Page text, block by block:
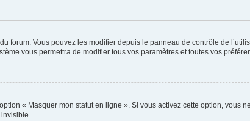
forum. Vous pouvez les modifier depuis le panneau de contrôle de
vous permettra de modifier tous vos paramètres et toutes vos
« Masquer mon statut en ligne ». Si vous activez cette option, vous